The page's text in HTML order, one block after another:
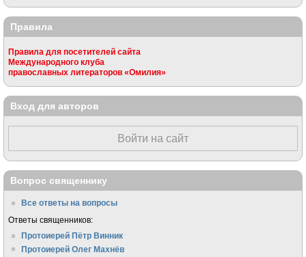
Правила
Правила для посетителей сайта
Международного клуба
православных литераторов «Омилия»
Вход для авторов
Войти на сайт
Вопрос священнику
Все ответы на вопросы
Ответы священников:
Протоиерей Пётр Винник
Протоиерей Олег Махнёв